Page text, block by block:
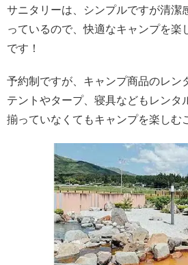
サニタリーは、シンプルですが清潔
っているので、快適なキャンプを楽
です！
予約制ですが、キャンプ商品のレン
テントやタープ、寝具などもレンタ
揃っていなくてもキャンプを楽しむ